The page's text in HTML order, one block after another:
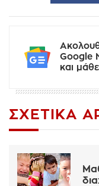
Google
και
ΣΧΕΤΙΚΆ